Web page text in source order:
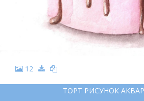
12
ТОРТ РИСУНОК